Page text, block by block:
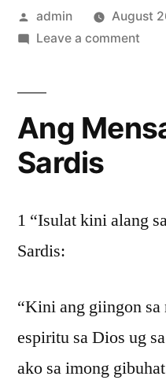
Posted
by
admin
August
Leave a commenton
Ang
Sardis
1 “Isulat kini alang
Sardis:
“Kini ang giingon sa
espiritu sa Dios ug
ako sa imong